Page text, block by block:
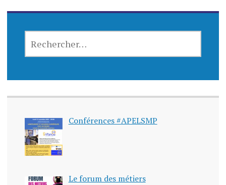
Conférences #APELSMP
Le forum des métiers